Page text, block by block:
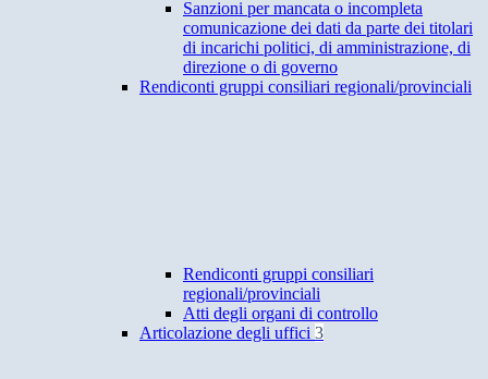
Sanzioni per mancata o incompleta
comunicazione dei dati da parte dei titolari
di incarichi politici, di amministrazione, di
direzione o di governo
Rendiconti gruppi consiliari regionali/provinciali
Rendiconti gruppi consiliari
regionali/provinciali
Atti degli organi di controllo
Articolazione degli uffici 3